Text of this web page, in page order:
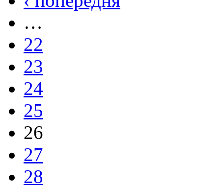
…
22
23
24
25
26
27
28